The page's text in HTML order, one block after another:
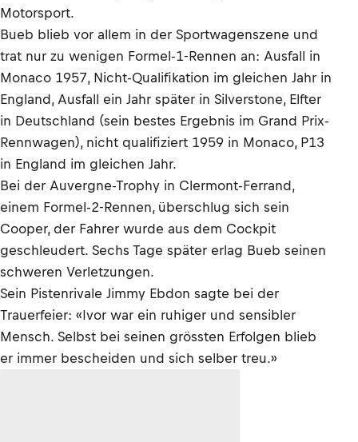
Motorsport.
Bueb blieb vor allem in der Sportwagenszene und
trat nur zu wenigen Formel-1-Rennen an: Ausfall in
Monaco 1957, Nicht-Qualifikation im gleichen Jahr in
England, Ausfall ein Jahr später in Silverstone, Elfter
in Deutschland (sein bestes Ergebnis im Grand Prix-
Rennwagen), nicht qualifiziert 1959 in Monaco, P13
in England im gleichen Jahr.
Bei der Auvergne-Trophy in Clermont-Ferrand,
einem Formel-2-Rennen, überschlug sich sein
Cooper, der Fahrer wurde aus dem Cockpit
geschleudert. Sechs Tage später erlag Bueb seinen
schweren Verletzungen.
Sein Pistenrivale Jimmy Ebdon sagte bei der
Trauerfeier: «Ivor war ein ruhiger und sensibler
Mensch. Selbst bei seinen grössten Erfolgen blieb
er immer bescheiden und sich selber treu.»